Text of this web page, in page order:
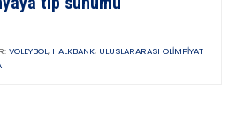
VOLEYBOL, HALKBANK, ULUSLARARASI OLIMPIYAT